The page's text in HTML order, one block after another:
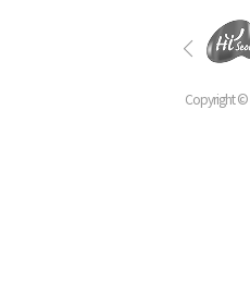
Copyright ©